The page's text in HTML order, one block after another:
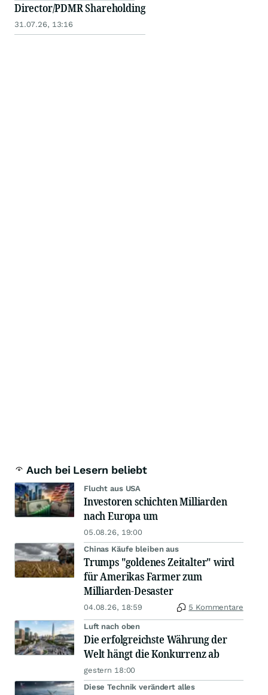
Director/PDMR Shareholding
31.07.26, 13:16
Auch bei Lesern beliebt
Flucht aus USA
Investoren schichten Milliarden
nach Europa um
05.08.26, 19:00
Chinas Käufe bleiben aus
Trumps "goldenes Zeitalter" wird
für Amerikas Farmer zum
Milliarden-Desaster
04.08.26, 18:59 5 Kommentare
Luft nach oben
Die erfolgreichste Währung der
Welt hängt die Konkurrenz ab
gestern 18:00
Diese Technik verändert alles